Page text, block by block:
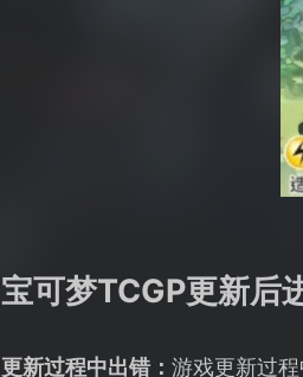
宝可梦TCGP更新后
更新过程中出错： 游戏更新过